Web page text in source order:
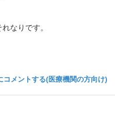
なりです。
メントする(医療機関の方向け)